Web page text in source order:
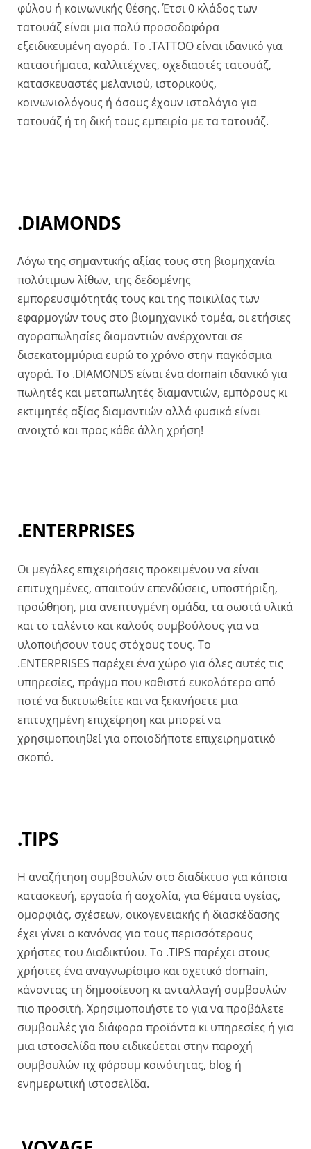
φύλου ή κοινωνικής θέσης. Έτσι 0 κλάδος των
τατουάζ είναι μια πολύ προσοδοφόρα
εξειδικευμένη αγορά. Το .TATTOO είναι ιδανικό για
καταστήματα, καλλιτέχνες, σχεδιαστές τατουάζ,
κατασκευαστές μελανιού, ιστορικούς,
κοινωνιολόγους ή όσους έχουν ιστολόγιο για
τατουάζ ή τη δική τους εμπειρία με τα τατουάζ.
.DIAMONDS
Λόγω της σημαντικής αξίας τους στη βιομηχανία
πολύτιμων λίθων, της δεδομένης
εμπορευσιμότητάς τους και της ποικιλίας των
εφαρμογών τους στο βιομηχανικό τομέα, οι ετήσιες
αγοραπωλησίες διαμαντιών ανέρχονται σε
δισεκατομμύρια ευρώ το χρόνο στην παγκόσμια
αγορά. Το .DIAMONDS είναι ένα domain ιδανικό για
πωλητές και μεταπωλητές διαμαντιών, εμπόρους κι
εκτιμητές αξίας διαμαντιών αλλά φυσικά είναι
ανοιχτό και προς κάθε άλλη χρήση!
.ENTERPRISES
Οι μεγάλες επιχειρήσεις προκειμένου να είναι
επιτυχημένες, απαιτούν επενδύσεις, υποστήριξη,
προώθηση, μια ανεπτυγμένη ομάδα, τα σωστά υλικά
και το ταλέντο και καλούς συμβούλους για να
υλοποιήσουν τους στόχους τους. Το
.ENTERPRISES παρέχει ένα χώρο για όλες αυτές τις
υπηρεσίες, πράγμα που καθιστά ευκολότερο από
ποτέ να δικτυωθείτε και να ξεκινήσετε μια
επιτυχημένη επιχείρηση και μπορεί να
χρησιμοποιηθεί για οποιοδήποτε επιχειρηματικό
σκοπό.
.TIPS
Η αναζήτηση συμβουλών στο διαδίκτυο για κάποια
κατασκευή, εργασία ή ασχολία, για θέματα υγείας,
ομορφιάς, σχέσεων, οικογενειακής ή διασκέδασης
έχει γίνει ο κανόνας για τους περισσότερους
χρήστες του Διαδικτύου. Το .TIPS παρέχει στους
χρήστες ένα αναγνωρίσιμο και σχετικό domain,
κάνοντας τη δημοσίευση κι ανταλλαγή συμβουλών
πιο προσιτή. Χρησιμοποιήστε το για να προβάλετε
συμβουλές για διάφορα προϊόντα κι υπηρεσίες ή για
μια ιστοσελίδα που ειδικεύεται στην παροχή
συμβουλών πχ φόρουμ κοινότητας, blog ή
ενημερωτική ιστοσελίδα.